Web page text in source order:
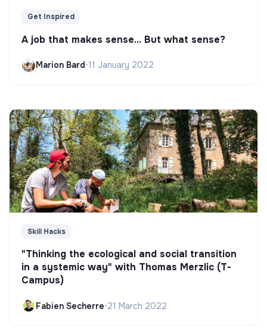
Get Inspired
A job that makes sense... But what sense?
Marion Bard•11 January 2022
Skill Hacks
"Thinking the ecological and social transition
in a systemic way" with Thomas Merzlic (T-
Campus)
Fabien Secherre•21 March 2022